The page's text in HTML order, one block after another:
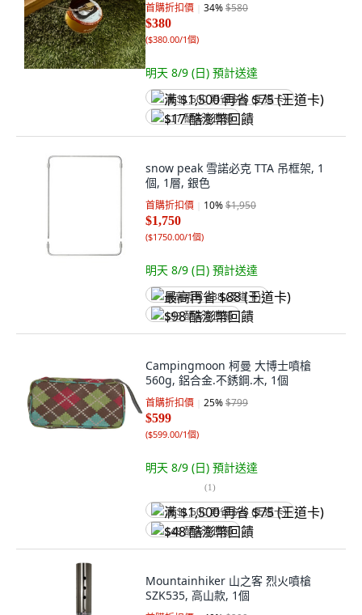
首購折扣價 34%$580
$380
($380.00/1個)
明天 8/9 (日) 預計送達
满 $1,500 再省 $75 (王道卡)
$17 酷澎幣回饋
snow peak 雪諾必克 TTA 吊框架, 1
個, 1層, 銀色
首購折扣價 10%$1,950
$1,750
($1750.00/1個)
明天 8/9 (日) 預計送達
最高再省 $88 (王道卡)
$98 酷澎幣回饋
Campingmoon 柯曼 大博士噴槍
560g, 鋁合金.不銹鋼.木, 1個
首購折扣價 25%$799
$599
($599.00/1個)
明天 8/9 (日) 預計送達
(1)
满 $1,500 再省 $75 (王道卡)
$48 酷澎幣回饋
Mountainhiker 山之客 烈火噴槍
SZK535, 高山款, 1個